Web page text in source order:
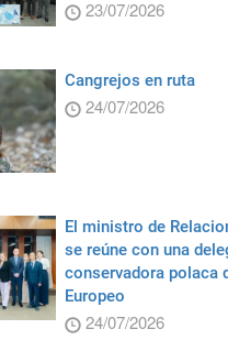
23/07/2026
Cangrejos en ruta
24/07/2026
El ministro de
se reúne con una
conservadora polaca
Europeo
24/07/2026